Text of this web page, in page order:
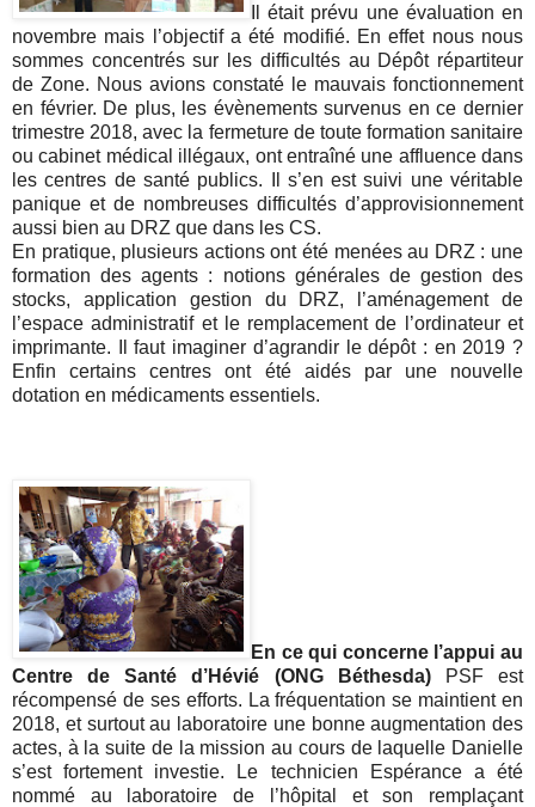
Il était prévu une évaluation en
novembre mais l’objectif a été modifié. En effet nous nous
sommes concentrés sur les difficultés au Dépôt répartiteur
de Zone. Nous avions constaté le mauvais fonctionnement
en février. De plus, les évènements survenus en ce dernier
trimestre 2018, avec la fermeture de toute formation sanitaire
ou cabinet médical illégaux, ont entraîné une affluence dans
les centres de santé publics. Il s’en est suivi une véritable
panique et de nombreuses difficultés d’approvisionnement
aussi bien au DRZ que dans les CS.
En pratique, plusieurs actions ont été menées au DRZ : une
formation des agents : notions générales de gestion des
stocks, application gestion du DRZ, l’aménagement de
l’espace administratif et le remplacement de l’ordinateur et
imprimante. Il faut imaginer d’agrandir le dépôt : en 2019 ?
Enfin certains centres ont été aidés par une nouvelle
dotation en médicaments essentiels.
En ce qui concerne l’appui au
Centre de Santé d’Hévié (ONG Béthesda)PSF est
récompensé de ses efforts. La fréquentation se maintient en
2018, et surtout au laboratoire une bonne augmentation des
actes, à la suite de la mission au cours de laquelle Danielle
s’est fortement investie. Le technicien Espérance a été
nommé au laboratoire de l’hôpital et son remplaçant